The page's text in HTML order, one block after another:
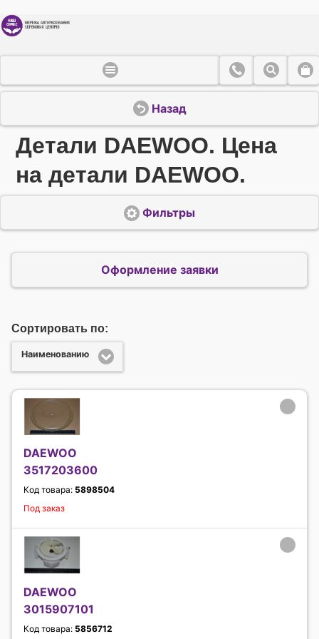
Назад
Детали DAEWOO. Цена
на детали DAEWOO.
Фильтры
Оформление заявки
Сортировать по:
Наименованию
DAEWOO
3517203600
Код товара: 5898504
Под заказ
DAEWOO
3015907101
Код товара: 5856712